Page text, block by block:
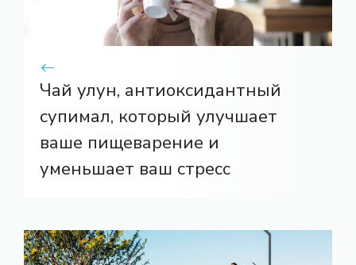
Чай улун, антиоксидантный
супимал, который улучшает
ваше пищеварение и
уменьшает ваш стресс